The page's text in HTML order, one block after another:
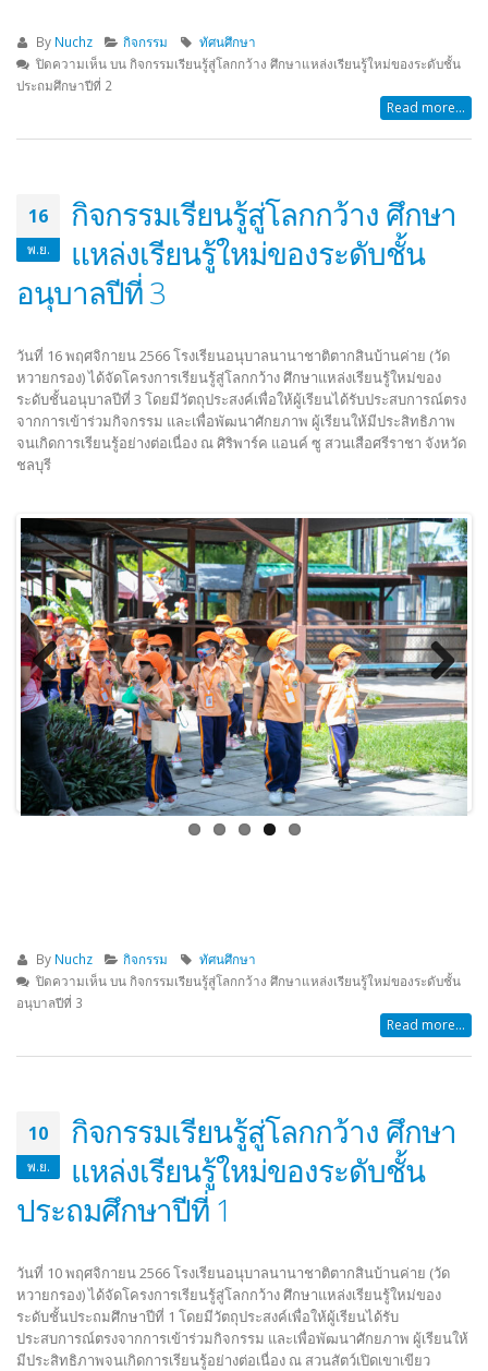
By Nuchz กิจกรรม
ทัศนศึกษา
ปิดความเห็นบน กิจกรรมเรียนรู้สู่โลกกว้าง ศึกษาแหล่งเรียนรู้ใหม่ของระดับชั้น
ประถมศึกษาปีที่ 2
Read more...
16
พ.ย.
กิจกรรมเรียนรู้สู่โลกกว้าง ศึกษา
แหล่งเรียนรู้ใหม่ของระดับชั้น
อนุบาลปีที่ 3
วันที่ 16 พฤศจิกายน 2566 โรงเรียนอนุบาลนานาชาติตากสินบ้านค่าย (วัด
หวายกรอง) ได้จัดโครงการเรียนรู้สู่โลกกว้าง ศึกษาแหล่งเรียนรู้ใหม่ของ
ระดับชั้นอนุบาลปีที่ 3 โดยมีวัตถุประสงค์เพื่อให้ผู้เรียนได้รับประสบการณ์ตรง
จากการเข้าร่วมกิจกรรม และเพื่อพัฒนาศักยภาพ ผู้เรียนให้มีประสิทธิภาพ
จนเกิดการเรียนรู้อย่างต่อเนื่อง ณ ศิริพาร์ค แอนค์ ซู สวนเสือศรีราชา จังหวัด
ชลบุรี
Previous Next
By Nuchz กิจกรรม
ทัศนศึกษา
ปิดความเห็นบน กิจกรรมเรียนรู้สู่โลกกว้าง ศึกษาแหล่งเรียนรู้ใหม่ของระดับชั้น
อนุบาลปีที่ 3
Read more...
10
พ.ย.
กิจกรรมเรียนรู้สู่โลกกว้าง ศึกษา
แหล่งเรียนรู้ใหม่ของระดับชั้น
ประถมศึกษาปีที่ 1
วันที่ 10 พฤศจิกายน 2566 โรงเรียนอนุบาลนานาชาติตากสินบ้านค่าย (วัด
หวายกรอง) ได้จัดโครงการเรียนรู้สู่โลกกว้าง ศึกษาแหล่งเรียนรู้ใหม่ของ
ระดับชั้นประถมศึกษาปีที่ 1 โดยมีวัตถุประสงค์เพื่อให้ผู้เรียนได้รับ
ประสบการณ์ตรงจากการเข้าร่วมกิจกรรม และเพื่อพัฒนาศักยภาพ ผู้เรียนให้
มีประสิทธิภาพจนเกิดการเรียนรู้อย่างต่อเนื่อง ณ สวนสัตว์เปิดเขาเขียว
ประกาศ ผู้ชนะการเสนอราคา ประกวด
ราคาซื้อโครงการจัดซื้อหนังสือเรียนฉบับ
10/04/2026
ประกาศ เรื่อง ประกวดราคาซื้อโครงการ
จัดซื้อหนังสือเรียนฉบับภาษาจีน และ
ภาษาอังกฤษ ด้วยวิธีประกวดราคา
อิเล็กทรอนิกส์ (e-bidding)
01/04/2026
ประกาศองค์การบริหารส่วนจัง
เรื่อง ประกวดราคาจ้างก่อสร้า
ปรับปรุงอาคารอเนกประสงค์ (
ร่าง ประกาศ องค์การบริหารส่
ระยอง เรื่อง ประกวดราคาจ้าง